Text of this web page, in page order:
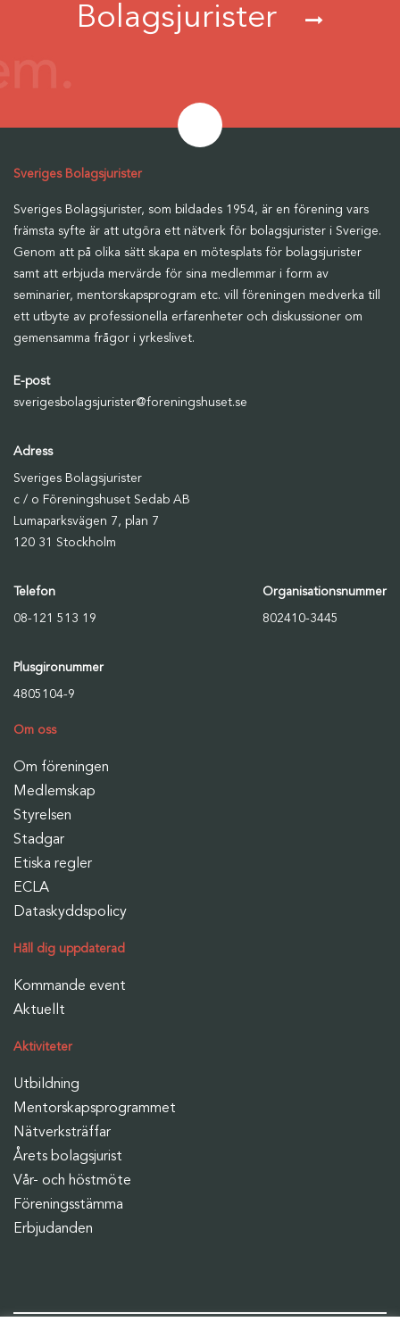
Bolagsjurister
Sveriges Bolagsjurister
Sveriges Bolagsjurister, som bildades 1954, är en förening vars
främsta syfte är att utgöra ett nätverk för bolagsjurister i Sverige.
Genom att på olika sätt skapa en mötesplats för bolagsjurister
samt att erbjuda mervärde för sina medlemmar i form av
seminarier, mentorskapsprogram etc. vill föreningen medverka till
ett utbyte av professionella erfarenheter och diskussioner om
gemensamma frågor i yrkeslivet.
E-post
sverigesbolagsjurister@foreningshuset.se
Adress
Sveriges Bolagsjurister
c / o Föreningshuset Sedab AB
Lumaparksvägen 7, plan 7
120 31 Stockholm
Telefon
08-121 513 19
Organisationsnummer
802410-3445
Plusgironummer
4805104-9
Om oss
Om föreningen
Medlemskap
Styrelsen
Stadgar
Etiska regler
ECLA
Dataskyddspolicy
Håll dig uppdaterad
Kommande event
Aktuellt
Aktiviteter
Utbildning
Mentorskapsprogrammet
Nätverksträffar
Årets bolagsjurist
Vår- och höstmöte
Föreningsstämma
Erbjudanden